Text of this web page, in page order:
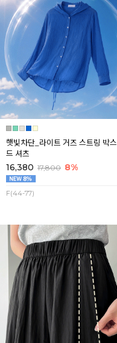
햇빛차단_라이트 거즈 스트링 박
드 셔츠
16,380 17,800 8%
F(44-77)